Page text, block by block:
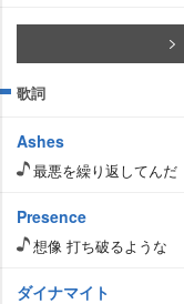
歌詞
Ashes
最悪を繰り返してんだ
Presence
想像 打ち破るような
ダイナマイト